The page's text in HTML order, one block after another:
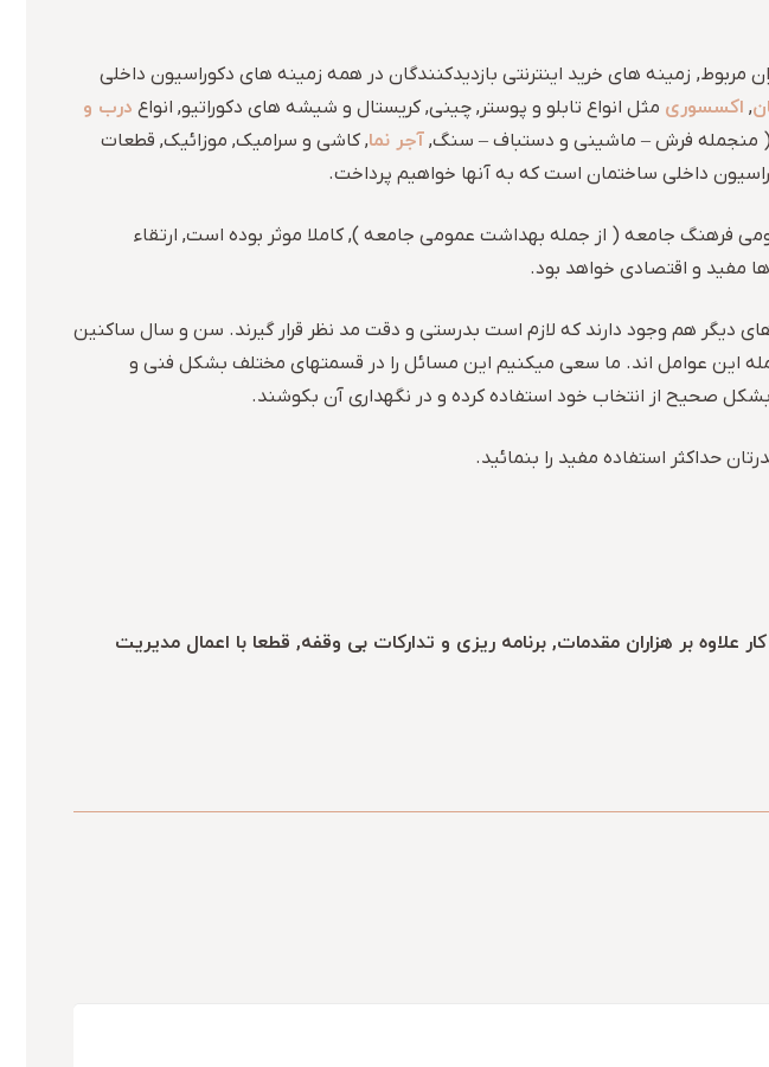
زمینه های خرید اینترنتی بازدیدکنندگان در همه زمینه های دکوراسیون داخلی
, اکسسوری مثل انواع تابلو و پوستر, چینی, کریستال و شیشه های دکوراتیو, انواع درب و
منجمله فرش – ماشینی و دستباف – سنگ, آجر نما, کاشی و سرامیک, موزائیک, قطعات
فرهنگ جامعه ( از جمله بهداشت عمومی جامعه ), کاملا موثر بوده است, ارتقاء
مفید و اقتصادی خواهد بود.
دیگر هم وجود دارند که لازم است بدرستی و دقت مد نظر قرار گیرند. سن و سال ساکنین
این عوامل اند. ما سعی میکنیم این مسائل را در قسمتهای مختلف بشکل فنی و
صحیح از انتخاب خود استفاده کرده و در نگهداری آن بکوشند.
حداکثر استفاده مفید را بنمائید.
را تنها در 19 روز به نمایش میگذارد. این کار علاوه بر هزاران مقدمات, برنامه ریزی و تدارکات بی وقفه, قطعا با اعمال مدیریت